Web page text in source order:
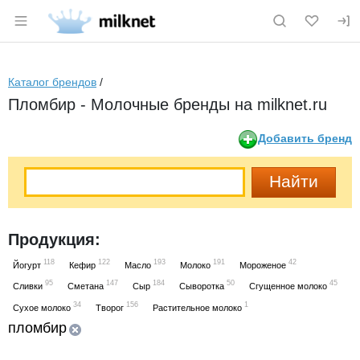
Раздел навигации по сайту milknet.ru
Каталог брендов /
Пломбир - Молочные бренды на milknet.ru
Добавить бренд
Продукция:
Йогурт 118 Кефир 122 Масло 193 Молоко 191 Мороженое 42
Сливки 95 Сметана 147 Сыр 184 Сыворотка 50 Сгущенное молоко 45
Сухое молоко 34 Творог 156 Растительное молоко 1
пломбир